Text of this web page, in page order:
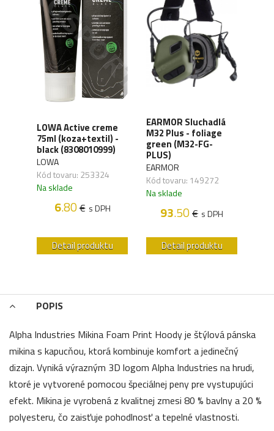
LOWA Active creme
75ml (koza+textil) -
black (8308010999)
LOWA
Kód tovaru: 253324
Na sklade
6.80€ s DPH
Detail produktu
EARMOR Sluchadlá
M32 Plus - foliage
green (M32-FG-
PLUS)
EARMOR
Kód tovaru: 149272
Na sklade
93.50€ s DPH
Detail produktu
POPIS
Alpha Industries Mikina Foam Print Hoody je štýlová pánska
mikina s kapucňou, ktorá kombinuje komfort a jedinečný
dizajn. Vyniká výrazným 3D logom Alpha Industries na hrudi,
ktoré je vytvorené pomocou špeciálnej peny pre vystupujúci
efekt. Mikina je vyrobená z kvalitnej zmesi 80 % bavlny a 20 %
polyesteru, čo zaisťuje pohodlnosť a tepelné vlastnosti.